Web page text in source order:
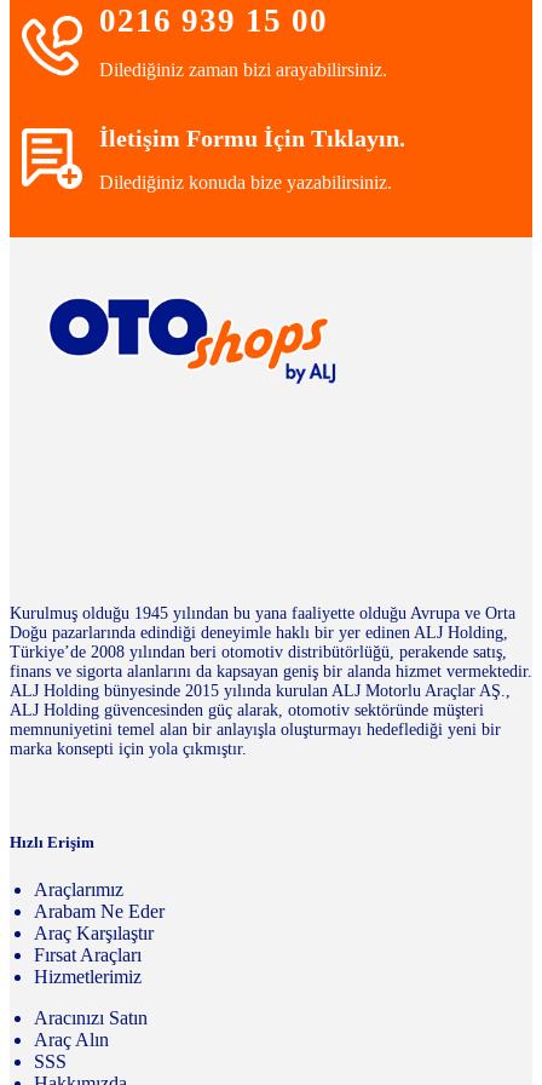
0216 939 15 00
Dilediğiniz zaman bizi arayabilirsiniz.
İletişim Formu İçin Tıklayın.
Dilediğiniz konuda bize yazabilirsiniz.
Kurulmuş olduğu 1945 yılından bu yana faaliyette olduğu Avrupa ve Orta
Doğu pazarlarında edindiği deneyimle haklı bir yer edinen ALJ Holding,
Türkiye’de 2008 yılından beri otomotiv distribütörlüğü, perakende satış,
finans ve sigorta alanlarını da kapsayan geniş bir alanda hizmet vermektedir.
ALJ Holding bünyesinde 2015 yılında kurulan ALJ Motorlu Araçlar AŞ.,
ALJ Holding güvencesinden güç alarak, otomotiv sektöründe müşteri
memnuniyetini temel alan bir anlayışla oluşturmayı hedeflediği yeni bir
marka konsepti için yola çıkmıştır.
Hızlı Erişim
Araçlarımız
Arabam Ne Eder
Araç Karşılaştır
Fırsat Araçları
Hizmetlerimiz
Aracınızı Satın
Araç Alın
SSS